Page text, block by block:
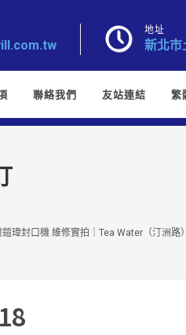
地址
新北市
聯絡我們 友站連結 繁
瑋封口機 維修實拍｜Tea Water（汀洲路）